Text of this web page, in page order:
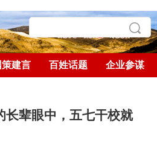
策建言 百姓话题 企业参谋
长辈眼中，五七干校就